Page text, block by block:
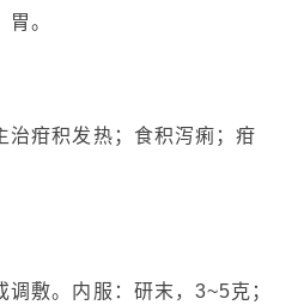
。
治疳积发热；食积泻痢；疳
敷。内服：研末，3~5克；